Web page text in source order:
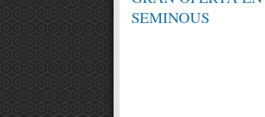
EN MECÀNICA,
Entrada completa »
SEMINOUS